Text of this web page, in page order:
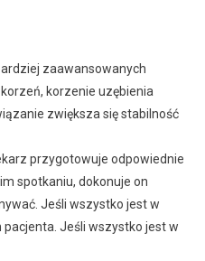
zaawansowanych
korzenie uzębienia
zwiększa się stabilność
przygotowuje odpowiednie
spotkaniu, dokonuje on
Jeśli wszystko jest w
Jeśli wszystko jest w